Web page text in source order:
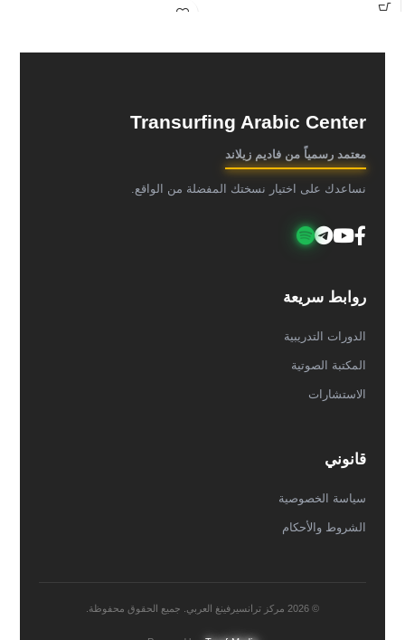
Transurfing Arabic Center
معتمد رسمياً من فاديم زيلاند
نساعدك على اختيار نسختك المفضلة من الواقع.
روابط سريعة
الدورات التدريبية
المكتبة الصوتية
الاستشارات
قانوني
سياسة الخصوصية
الشروط والأحكام
© 2026 مركز ترانسيرفينغ العربي. جميع الحقوق محفوظة.